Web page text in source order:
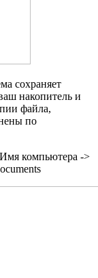
сохраняет
накопитель и
файла,
по
компьютера ->